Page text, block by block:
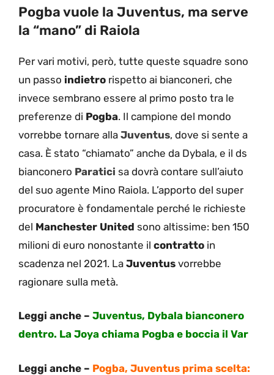
Pogba vuole la Juventus, ma serve
la “mano” di Raiola
Per vari motivi, però, tutte queste squadre sono
un passo indietro rispetto ai bianconeri, che
invece sembrano essere al primo posto tra le
preferenze di Pogba. Il campione del mondo
vorrebbe tornare alla Juventus, dove si sente a
casa. È stato “chiamato” anche da Dybala, e il ds
bianconero Paratici sa dovrà contare sull’aiuto
del suo agente Mino Raiola. L’apporto del super
procuratore è fondamentale perché le richieste
del Manchester United sono altissime: ben 150
milioni di euro nonostante il contratto in
scadenza nel 2021. La Juventus vorrebbe
ragionare sulla metà.
Leggi anche – Juventus, Dybala bianconero
dentro. La Joya chiama Pogba e boccia il Var
Leggi anche – Pogba, Juventus prima scelta: